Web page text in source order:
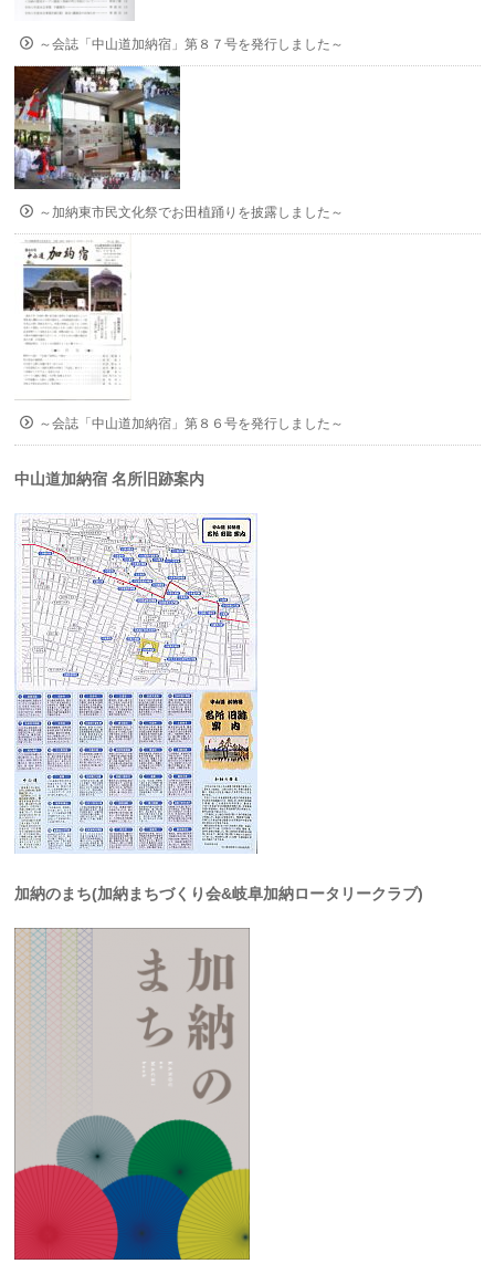
～会誌「中山道加納宿」第８７号を発行しました～
～加納東市民文化祭でお田植踊りを披露しました～
～会誌「中山道加納宿」第８６号を発行しました～
中山道加納宿 名所旧跡案内
加納のまち(加納まちづくり会&岐阜加納ロータリークラブ)